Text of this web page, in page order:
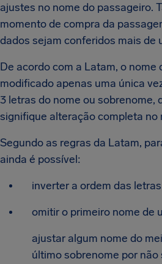
ajustes no nome do passageiro.
momento de compra da
dados sejam conferidos mais de
De acordo com a Latam, o nome
modificado apenas uma única
3 letras do nome ou sobrenome,
signifique alteração completa no
Segundo as regras da Latam,
ainda é possível:
inverter a ordem das
omitir o primeiro nome de
ajustar algum nome do
último sobrenome por